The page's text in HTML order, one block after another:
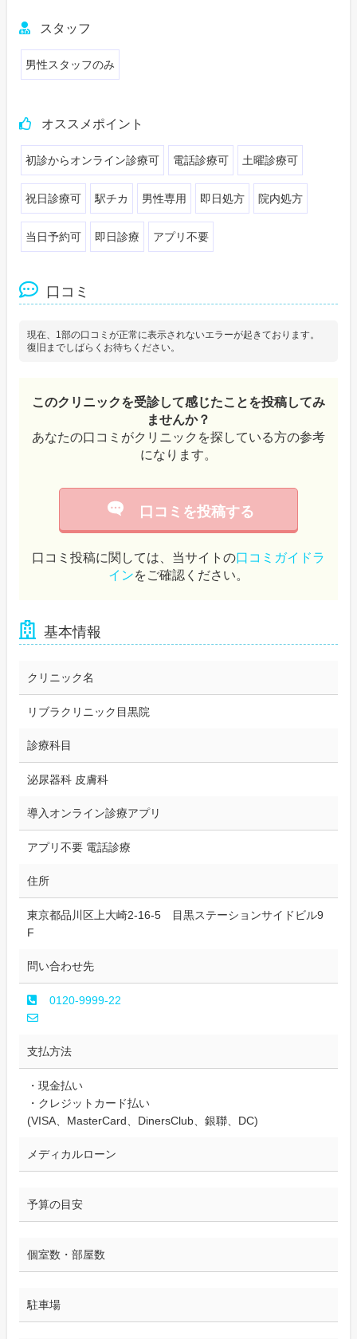
スタッフ
男性スタッフのみ
オススメポイント
初診からオンライン診療可 電話診療可 土曜診療可
祝日診療可 駅チカ 男性専用 即日処方 院内処方
当日予約可 即日診療 アプリ不要
口コミ
現在、1部の口コミが正常に表示されないエラーが起きております。
復旧までしばらくお待ちください。
このクリニックを受診して感じたことを投稿してみ
ませんか？
あなたの口コミがクリニックを探している方の参考
になります。
口コミを投稿する
口コミ投稿に関しては、当サイトの口コミガイドラ
インをご確認ください。
基本情報
クリニック名
リブラクリニック目黒院
診療科目
泌尿器科 皮膚科
導入オンライン診療アプリ
アプリ不要 電話診療
住所
東京都品川区上大崎2-16-5 目黒ステーションサイドビル9
F
問い合わせ先
0120-9999-22
支払方法
・現金払い
・クレジットカード払い
(VISA、MasterCard、DinersClub、銀聯、DC)
メディカルローン
予算の目安
個室数・部屋数
駐車場